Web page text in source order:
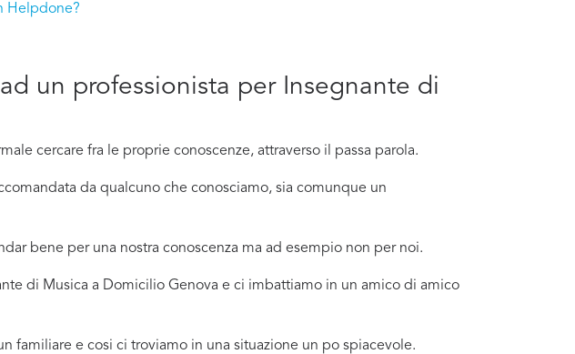
Helpdone?
un professionista per Insegnante di
cercare fra le proprie conoscenze, attraverso il passa parola.
da qualcuno che conosciamo, sia comunque un
bene per una nostra conoscenza ma ad esempio non per noi.
di Musica a Domicilio Genova e ci imbattiamo in un amico di amico
familiare e cosi ci troviamo in una situazione un po spiacevole.